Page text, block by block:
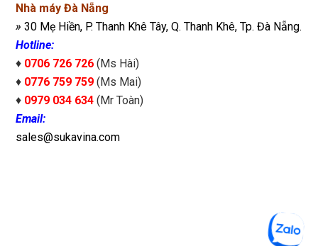
Nhà máy Đà Nẵng
» 30 Mẹ Hiền, P. Thanh Khê Tây, Q. Thanh Khê, Tp. Đà Nẵng.
Hotline:
♦ 0706 726 726(Ms Hài)
♦ 0776 759 759(Ms Mai)
♦ 0979 034 634 (Mr Toàn)
Email:
sales@sukavina.com